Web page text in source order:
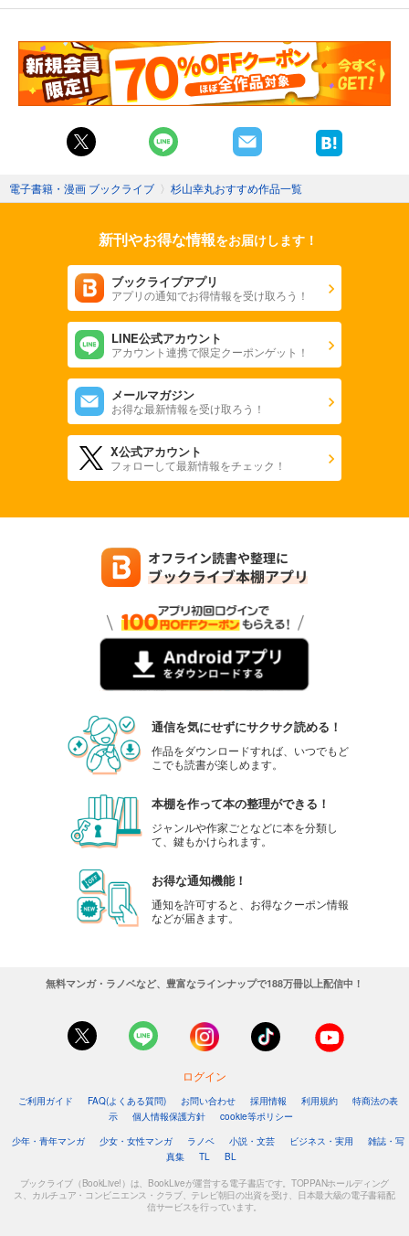
電子書籍・漫画 ブックライブ 〉 杉山幸丸おすすめ作品一覧
新刊やお得な情報をお届けします！
ブックライブアプリ
アプリの通知でお得情報を受け取ろう！
LINE公式アカウント
アカウント連携で限定クーポンゲット！
メールマガジン
お得な最新情報を受け取ろう！
X公式アカウント
フォローして最新情報をチェック！
通信を気にせずにサクサク読める！
作品をダウンロードすれば、いつでもど
こでも読書が楽しめます。
本棚を作って本の整理ができる！
ジャンルや作家ごとなどに本を分類し
て、鍵もかけられます。
お得な通知機能！
通知を許可すると、お得なクーポン情報
などが届きます。
無料マンガ・ラノベなど、豊富なラインナップで188万冊以上配信中！
ログイン
ご利用ガイド FAQ(よくある質問) お問い合わせ 採用情報 利用規約
特商法の表
示
個人情報保護方針
cookie等ポリシー
少年・青年マンガ
少女・女性マンガ ラノベ 小説・文芸 ビジネス・実用
雑誌・写
真集
TL BL
ブックライブ（BookLive!）は、BookLiveが運営する電子書店です。TOPPANホールディング
ス、カルチュア・コンビニエンス・クラブ、テレビ朝日の出資を受け、日本最大級の電子書籍配
信サービスを行っています。